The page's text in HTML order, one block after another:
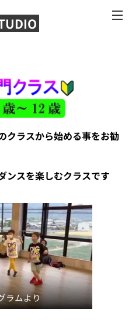
クラスから始める事をお勧
ンスを楽しむクラスです
ラムより